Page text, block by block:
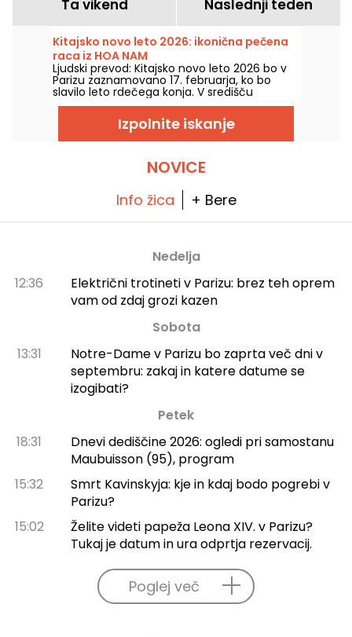
Ta vikend Naslednji teden
Kitajsko novo leto 2026: ikonična pečena
raca iz HOA NAM
Ljudski prevod: Kitajsko novo leto 2026 bo v
Parizu zaznamovano 17. februarja, ko bo
slavilo leto rdečega konja. V središču
praznovanj ne bo manjkala značilna raca na
žaru, ki se uveljavlja kot nepogrešljiv vrhunec
na tradicionalnih mizah. Da ne bi ničesar
zamudili in uživali v tem klasičnem okusu, se
destinacijo za ljubitelje azijskih okusov.
Izpolnite iskanje
NOVICE
Info žica + Bere
Nedelja
12:36
Električni trotineti v Parizu: brez teh oprem
vam od zdaj grozi kazen
Sobota
13:31
Notre-Dame v Parizu bo zaprta več dni v
septembru: zakaj in katere datume se
izogibati?
Petek
18:31
Dnevi dediščine 2026: ogledi pri samostanu
Maubuisson (95), program
15:32
Smrt Kavinskyja: kje in kdaj bodo pogrebi v
Parizu?
15:02
Želite videti papeža Leona XIV. v Parizu?
Tukaj je datum in ura odprtja rezervacij.
Poglej več